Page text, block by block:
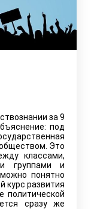
за 9
под
Это
классами,
группами и
понятно
курс развития
политической
сразу же